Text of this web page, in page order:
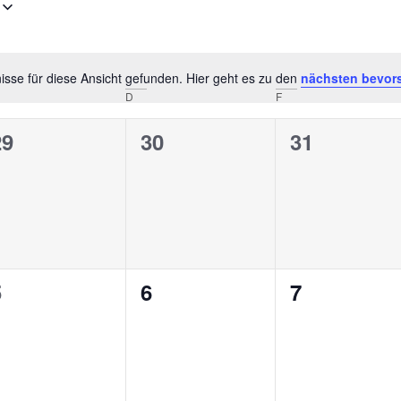
Hinweis
für diese Ansicht gefunden. Hier geht es zu den nächsten
D F
0
30
0
31
0
6
0
7